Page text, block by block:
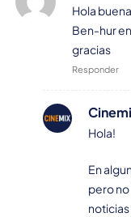
Hola
Ben-hur
gracias
Responder
Hola!
En
pero
noticias